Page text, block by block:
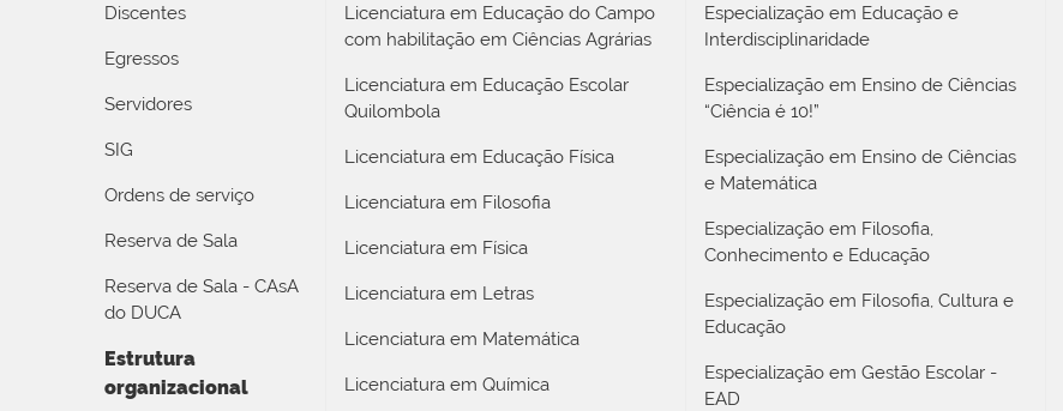
Discentes
Egressos
Servidores
SIG
Ordens de serviço
Reserva de Sala
Reserva de Sala - CAsA
do DUCA
Estrutura
organizacional
Licenciatura em Educação do Campo
com habilitação em Ciências Agrárias
Licenciatura em Educação Escolar
Quilombola
Licenciatura em Educação Física
Licenciatura em Filosofia
Licenciatura em Física
Licenciatura em Letras
Licenciatura em Matemática
Licenciatura em Química
Especialização em Educação e
Interdisciplinaridade
Especialização em Ensino de Ciências
“Ciência é 10!”
Especialização em Ensino de Ciências
e Matemática
Especialização em Filosofia,
Conhecimento e Educação
Especialização em Filosofia, Cultura e
Educação
Especialização em Gestão Escolar -
EAD